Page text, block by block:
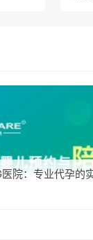
院：专业代孕的